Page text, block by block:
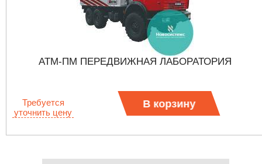
АТМ-ПМ ПЕРЕДВИЖНАЯ ЛАБОРАТОРИЯ
Требуется
уточнить цену
В корзину